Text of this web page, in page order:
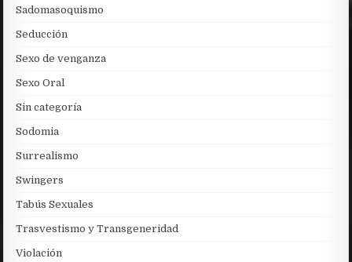
Sadomasoquismo
Seducción
Sexo de venganza
Sexo Oral
Sin categoría
Sodomia
Surrealismo
Swingers
Tabús Sexuales
Trasvestismo y Transgeneridad
Violación